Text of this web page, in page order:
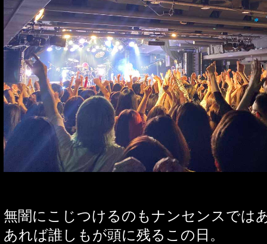
無闇にこじつけるのもナンセンスでは
あれば誰しもが頭に残るこの日。